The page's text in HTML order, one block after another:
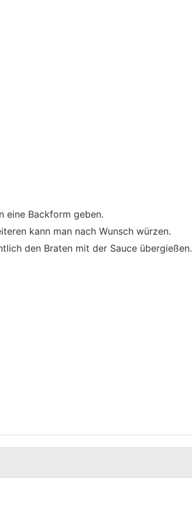
eine Backform geben.
kann man nach Wunsch würzen.
den Braten mit der Sauce übergießen.